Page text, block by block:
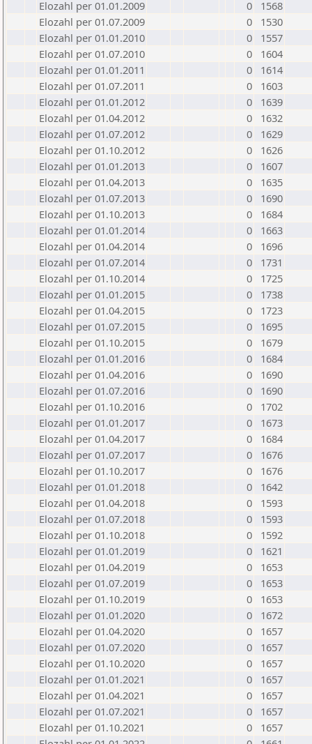
Elozahl per 01.01.2009
0
1568
Elozahl per 01.07.2009
0
1530
Elozahl per 01.01.2010
0
1557
Elozahl per 01.07.2010
0
1604
Elozahl per 01.01.2011
0
1614
Elozahl per 01.07.2011
0
1603
Elozahl per 01.01.2012
0
1639
Elozahl per 01.04.2012
0
1632
Elozahl per 01.07.2012
0
1629
Elozahl per 01.10.2012
0
1626
Elozahl per 01.01.2013
0
1607
Elozahl per 01.04.2013
0
1635
Elozahl per 01.07.2013
0
1690
Elozahl per 01.10.2013
0
1684
Elozahl per 01.01.2014
0
1663
Elozahl per 01.04.2014
0
1696
Elozahl per 01.07.2014
0
1731
Elozahl per 01.10.2014
0
1725
Elozahl per 01.01.2015
0
1738
Elozahl per 01.04.2015
0
1723
Elozahl per 01.07.2015
0
1695
Elozahl per 01.10.2015
0
1679
Elozahl per 01.01.2016
0
1684
Elozahl per 01.04.2016
0
1690
Elozahl per 01.07.2016
0
1690
Elozahl per 01.10.2016
0
1702
Elozahl per 01.01.2017
0
1673
Elozahl per 01.04.2017
0
1684
Elozahl per 01.07.2017
0
1676
Elozahl per 01.10.2017
0
1676
Elozahl per 01.01.2018
0
1642
Elozahl per 01.04.2018
0
1593
Elozahl per 01.07.2018
0
1593
Elozahl per 01.10.2018
0
1592
Elozahl per 01.01.2019
0
1621
Elozahl per 01.04.2019
0
1653
Elozahl per 01.07.2019
0
1653
Elozahl per 01.10.2019
0
1653
Elozahl per 01.01.2020
0
1672
Elozahl per 01.04.2020
0
1657
Elozahl per 01.07.2020
0
1657
Elozahl per 01.10.2020
0
1657
Elozahl per 01.01.2021
0
1657
Elozahl per 01.04.2021
0
1657
Elozahl per 01.07.2021
0
1657
Elozahl per 01.10.2021
0
1657